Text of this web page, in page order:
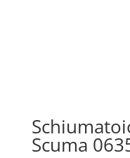
Scuma